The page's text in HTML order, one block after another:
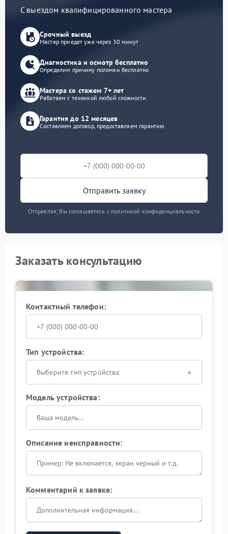
С выездом квалифицированного мастера
Срочный выезд
Мастер приедет уже через 30 минут
Диагностика и осмотр бесплатно
Определим причину поломки бесплатно
Мастера со стажем 7+ лет
Работаем с техникой любой сложности
Гарантия до 12 месяцев
Составляем договор, предоставляем гарантию
Отправить заявку
Отправляя, Вы соглашаетесь с политикой конфиденциальности
Заказать консультацию
Контактный телефон:
Тип устройства:
Выберите тип устройства
Модель устройства:
Описание неисправности:
Комментарий к заявке: